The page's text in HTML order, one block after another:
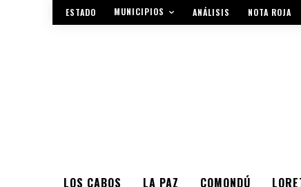
ESTADO MUNICIPIOS ANÁLISIS NOTA ROJA
LOS CABOS LA PAZ COMONDÚ